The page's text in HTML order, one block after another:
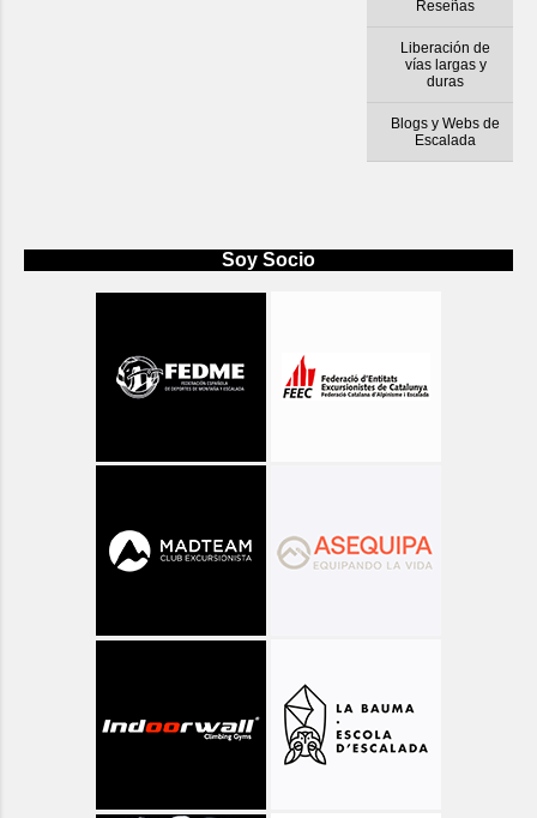
Reseñas
Liberación de
vías largas y
duras
Blogs y Webs de
Escalada
Soy Socio